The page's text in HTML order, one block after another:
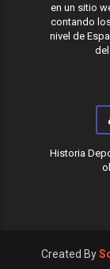
en un sitio
contando
nivel de
Historia
Created By